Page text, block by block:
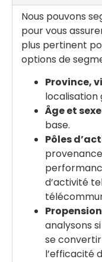
Nous pouvons
pour vous
plus pertinent
options de
Province,
localisation
Âge et
base.
Pôles
d’activité
analysons
se
l’efficacité